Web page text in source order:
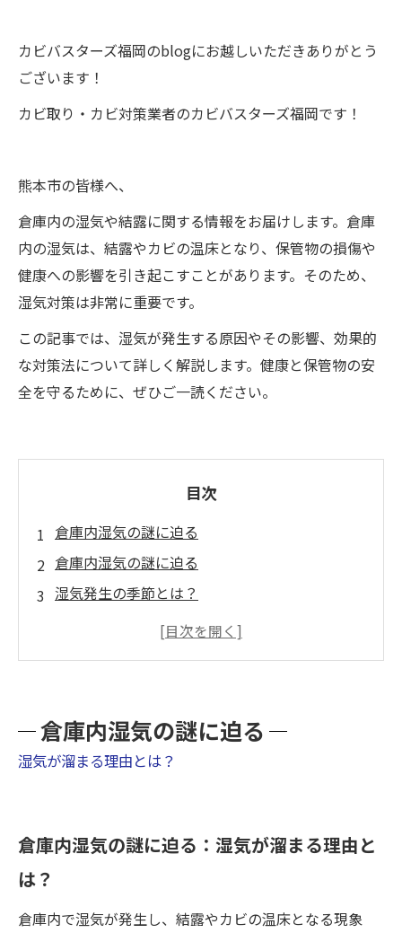
カビバスターズ福岡のblogにお越しいただきありがとう
ございます！
カビ取り・カビ対策業者のカビバスターズ福岡です！
熊本市の皆様へ、
倉庫内の湿気や結露に関する情報をお届けします。倉庫
内の湿気は、結露やカビの温床となり、保管物の損傷や
健康への影響を引き起こすことがあります。そのため、
湿気対策は非常に重要です。
この記事では、湿気が発生する原因やその影響、効果的
な対策法について詳しく解説します。健康と保管物の安
全を守るために、ぜひご一読ください。
目次
倉庫内湿気の謎に迫る
倉庫内湿気の謎に迫る
湿気発生の季節とは？
倉庫の壁と床が湿気の温床？
アメリカからの成功事例
倉庫内の湿気と結露
倉庫内湿気の謎に迫る
湿気が溜まる理由とは？
倉庫内湿気の謎に迫る：湿気が溜まる理由と
は？
倉庫内で湿気が発生し、結露やカビの温床となる現象